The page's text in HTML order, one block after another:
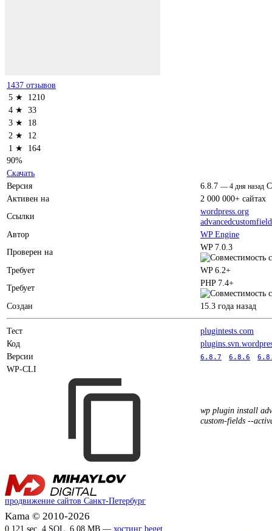
1437 отзывов
5 ★
1210
4 ★ 33
3 ★
18
2 ★
12
1 ★
164
90%
Скачать
Версия
6.8.7 — 4 дня назад
Активен на
2 000 000+ сайтах
Ссылки
wordpress.org
Автор
WP Engine
Проверен на
WP 7.0.3
Требует
WP 6.2+
Требует
PHP 7.4+
Создан 15.3 года назад
Тест
plugintests.com
Код
Версии
6.8.7 6.8.6
WP-CLI
wp plugin install
custom-fields --
продвижение сайтов Санкт-Петербург
Kama © 2010-2026
0.121 sec. 4 SQL. 6.08 MB — хостинг beget